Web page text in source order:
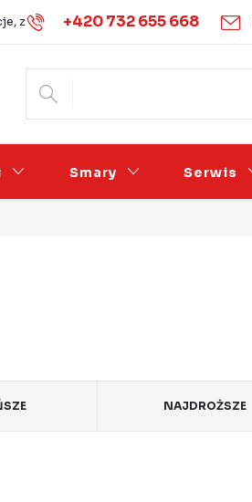
+420 732 655 668
zwroty i wymiany Warunki
Smary Serwis
NAJDROŻSZE